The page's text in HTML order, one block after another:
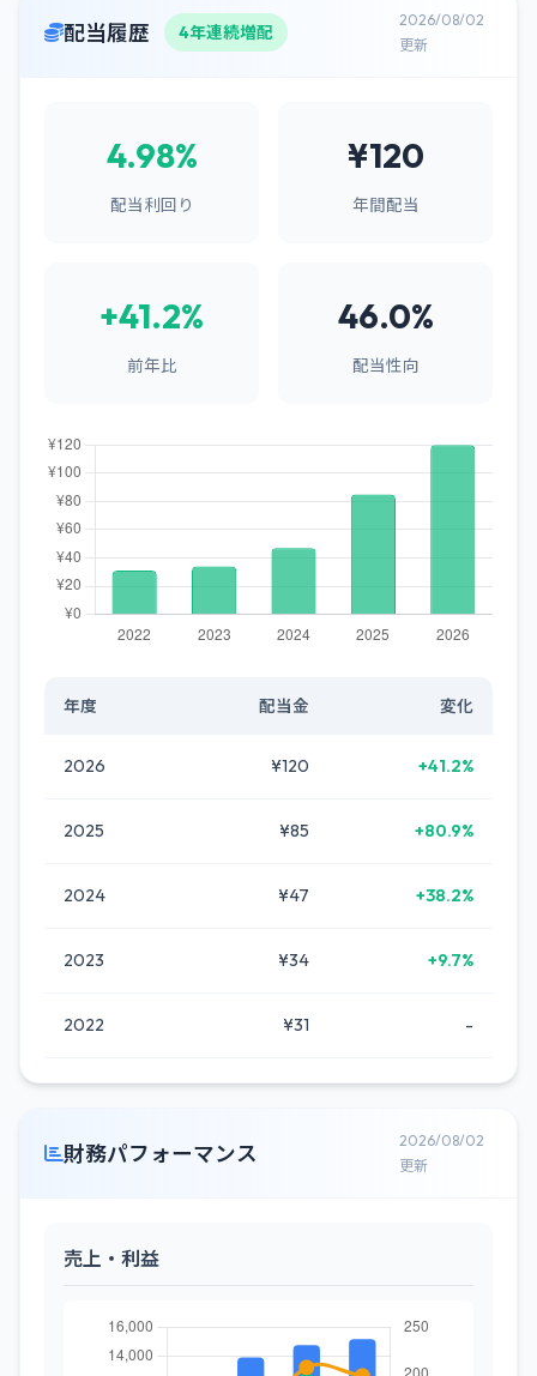
配当履歴 4年連続増配
2026/08/02
更新
4.98%
配当利回り
¥120
年間配当
+41.2%
前年比
46.0%
配当性向
年度 配当金 変化
2026 ¥120 +41.2%
2025 ¥85 +80.9%
2024 ¥47 +38.2%
2023 ¥34 +9.7%
2022 ¥31 -
財務パフォーマンス
2026/08/02
更新
売上・利益